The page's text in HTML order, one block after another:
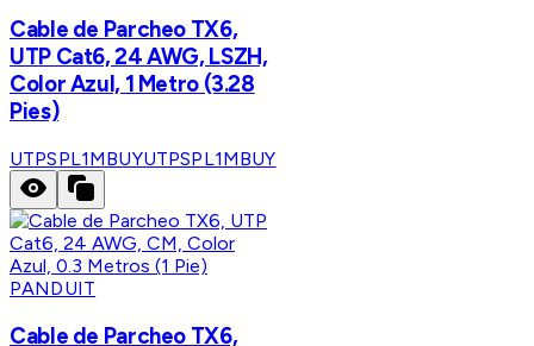
Cable de Parcheo TX6,
UTP Cat6, 24 AWG, LSZH,
Color Azul, 1 Metro (3.28
Pies)
UTPSPL1MBUYUTPSPL1MBUY
PANDUIT
Cable de Parcheo TX6,